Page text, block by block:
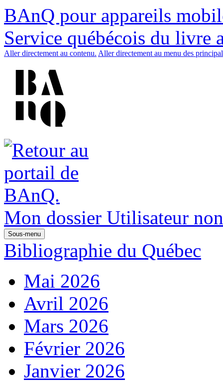
BAnQ pour appareils
Service québécois du livre
Aller directement au contenu. Aller directement au menu des
Mon dossier Utilisateur
Sous-menu
Bibliographie du Québec
Mai 2026
Avril 2026
Mars 2026
Février 2026
Janvier 2026